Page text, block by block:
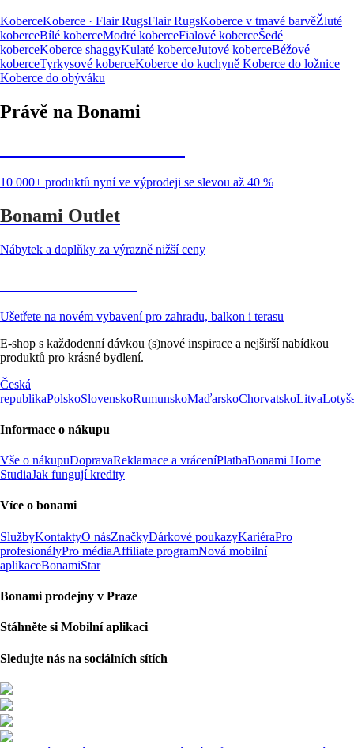
KoberceKoberce · Flair RugsFlair RugsKoberce v tmavé barvěŽluté
koberceBílé koberceModré koberceFialové koberceŠedé
koberceKoberce shaggyKulaté koberceJutové koberceBéžové
koberceTyrkysové koberceKoberce do kuchyně Koberce do ložnice
Koberce do obýváku
Právě na Bonami
10 000+ produktů nyní ve výprodeji se slevou až 40 %
Bonami Outlet
Nábytek a doplňky za výrazně nižší ceny
Ušetřete na novém vybavení pro zahradu, balkon i terasu
E-shop s každodenní dávkou (s)nové inspirace a nejširší nabídkou
produktů pro krásné bydlení.
Česká
republikaPolskoSlovenskoRumunskoMaďarskoChorvatskoLitva
Informace o nákupu
Vše o nákupuDopravaReklamace a vráceníPlatbaBonami Home
StudiaJak fungují kredity
Více o bonami
SlužbyKontaktyO násZnačkyDárkové poukazyKariéraPro
profesionályPro médiaAffiliate programNová mobilní
aplikaceBonamiStar
Bonami prodejny v Praze
Stáhněte si Mobilní aplikaci
Sledujte nás na sociálních sítích